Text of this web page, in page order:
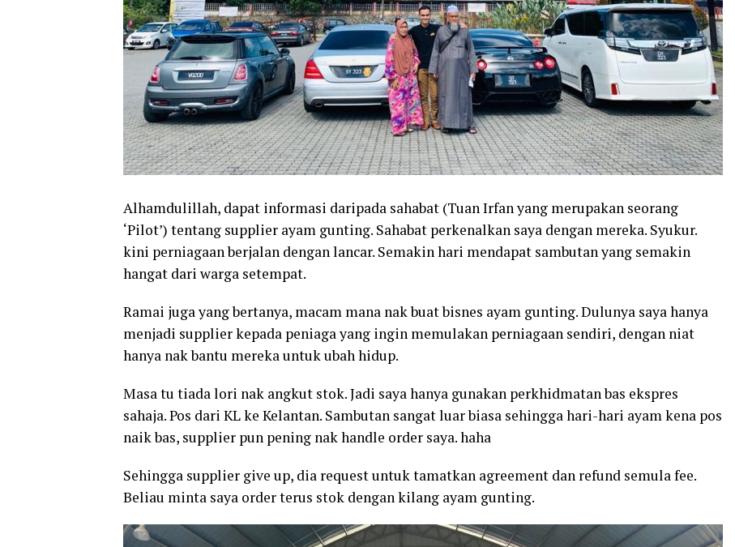
Alhamdulillah, dapat informasi daripada sahabat (Tuan Irfan yang merupakan seorang
‘Pilot’) tentang supplier ayam gunting. Sahabat perkenalkan saya dengan mereka. Syukur.
kini perniagaan berjalan dengan lancar. Semakin hari mendapat sambutan yang semakin
hangat dari warga setempat.
Ramai juga yang bertanya, macam mana nak buat bisnes ayam gunting. Dulunya saya hanya
menjadi supplier kepada peniaga yang ingin memulakan perniagaan sendiri, dengan niat
hanya nak bantu mereka untuk ubah hidup.
Masa tu tiada lori nak angkut stok. Jadi saya hanya gunakan perkhidmatan bas ekspres
sahaja. Pos dari KL ke Kelantan. Sambutan sangat luar biasa sehingga hari-hari ayam kena pos
naik bas, supplier pun pening nak handle order saya. haha
Sehingga supplier give up, dia request untuk tamatkan agreement dan refund semula fee.
Beliau minta saya order terus stok dengan kilang ayam gunting.